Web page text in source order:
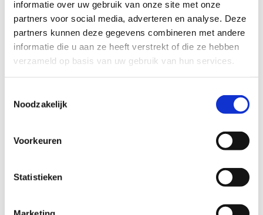
informatie over uw gebruik van onze site met onze
partners voor social media, adverteren en analyse. Deze
partners kunnen deze gegevens combineren met andere
informatie die u aan ze heeft verstrekt of die ze hebben
verzameld op basis van uw gebruik van hun services.
Noodzakelijk
Voorkeuren
Statistieken
Lees hier meer nieuws
HartKliniek opent op dinsdag 31 maart een nieuwe
vestiging in Breda. De kliniek is gevestigd in Medisch